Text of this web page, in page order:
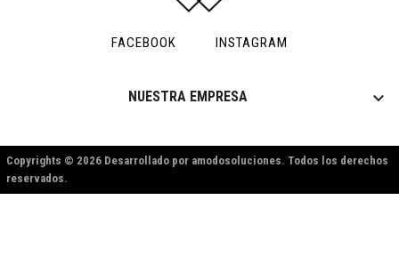
FACEBOOK INSTAGRAM
NUESTRA EMPRESA 
Copyrights © 2026 Desarrollado por amodosoluciones. Todos los derechos
reservados.